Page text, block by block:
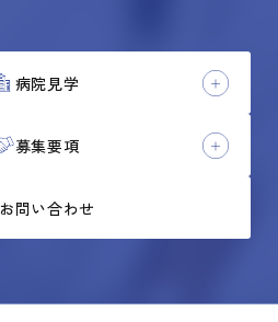
病院見学
募集要項
お問い合わせ